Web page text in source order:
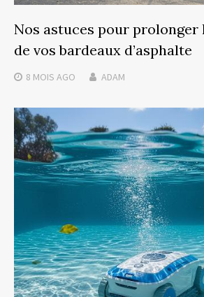
Nos astuces pour prolonger
de vos bardeaux d’asphalte
8 MOIS AGO ADAM